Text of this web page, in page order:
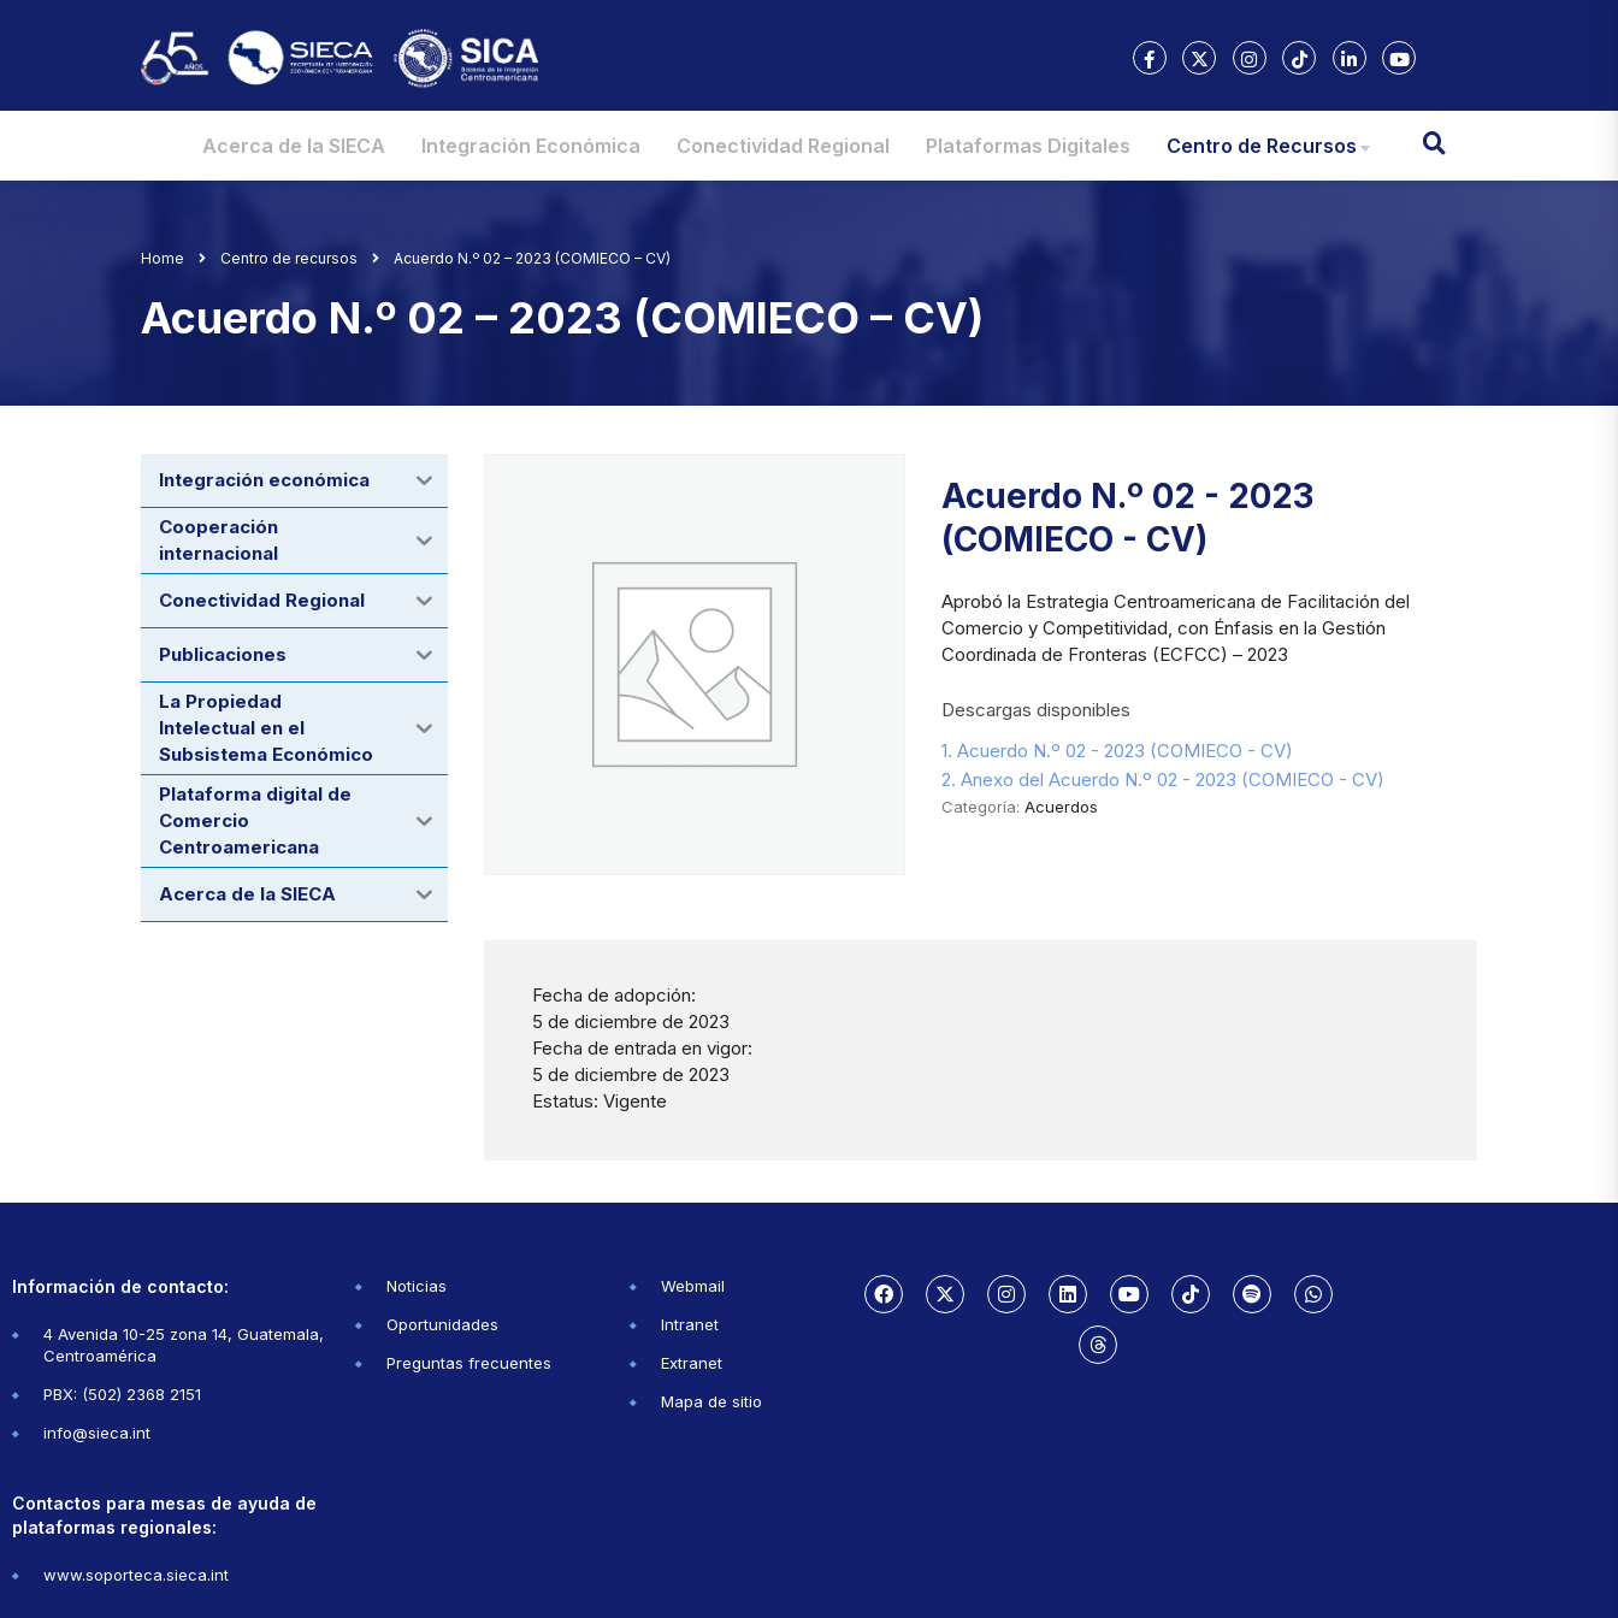
Acerca de la SIECA Integración Económica Conectividad Regional Plataformas Digitales Centro de Recursos
Home Centro de recursos Acuerdo N.º 02 – 2023 (COMIECO – CV)
Acuerdo N.º 02 – 2023 (COMIECO – CV)
Acuerdo N.º 02 - 2023
(COMIECO - CV)
Aprobó la Estrategia Centroamericana de Facilitación del
Comercio y Competitividad, con Énfasis en la Gestión
Coordinada de Fronteras (ECFCC) – 2023
Descargas disponibles
1. Acuerdo N.º 02 - 2023 (COMIECO - CV)
2. Anexo del Acuerdo N.º 02 - 2023 (COMIECO - CV)
Categoría: Acuerdos
Fecha de adopción:
5 de diciembre de 2023
Fecha de entrada en vigor:
5 de diciembre de 2023
Estatus: Vigente
Integración económica
Cooperación
internacional
Conectividad Regional
Publicaciones
La Propiedad
Intelectual en el
Subsistema Económico
Plataforma digital de
Comercio
Centroamericana
Acerca de la SIECA
Información de contacto:
4 Avenida 10-25 zona 14, Guatemala,
Centroamérica
PBX: (502) 2368 2151
info@sieca.int
Contactos para mesas de ayuda de
plataformas regionales:
www.soporteca.sieca.int
Noticias
Oportunidades
Preguntas frecuentes
Webmail
Intranet
Extranet
Mapa de sitio